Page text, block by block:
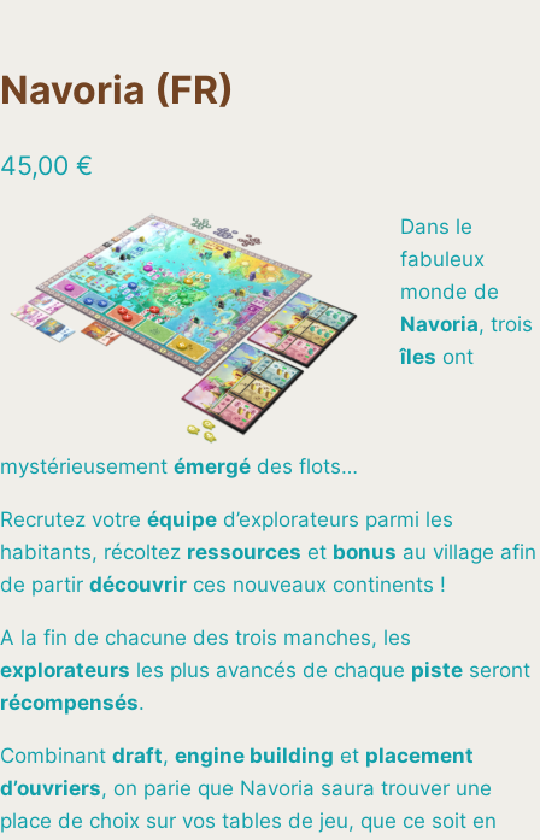
Navoria (FR)
45,00 €
Dans le
fabuleux
monde de
Navoria, trois
îles ont
mystérieusement émergé des flots…
Recrutez votre équipe d’explorateurs parmi les
habitants, récoltez ressources et bonus au village afin
de partir découvrir ces nouveaux continents !
A la fin de chacune des trois manches, les
explorateurs les plus avancés de chaque piste seront
récompensés.
Combinant draft, engine building et placement
d’ouvriers, on parie que Navoria saura trouver une
place de choix sur vos tables de jeu, que ce soit en